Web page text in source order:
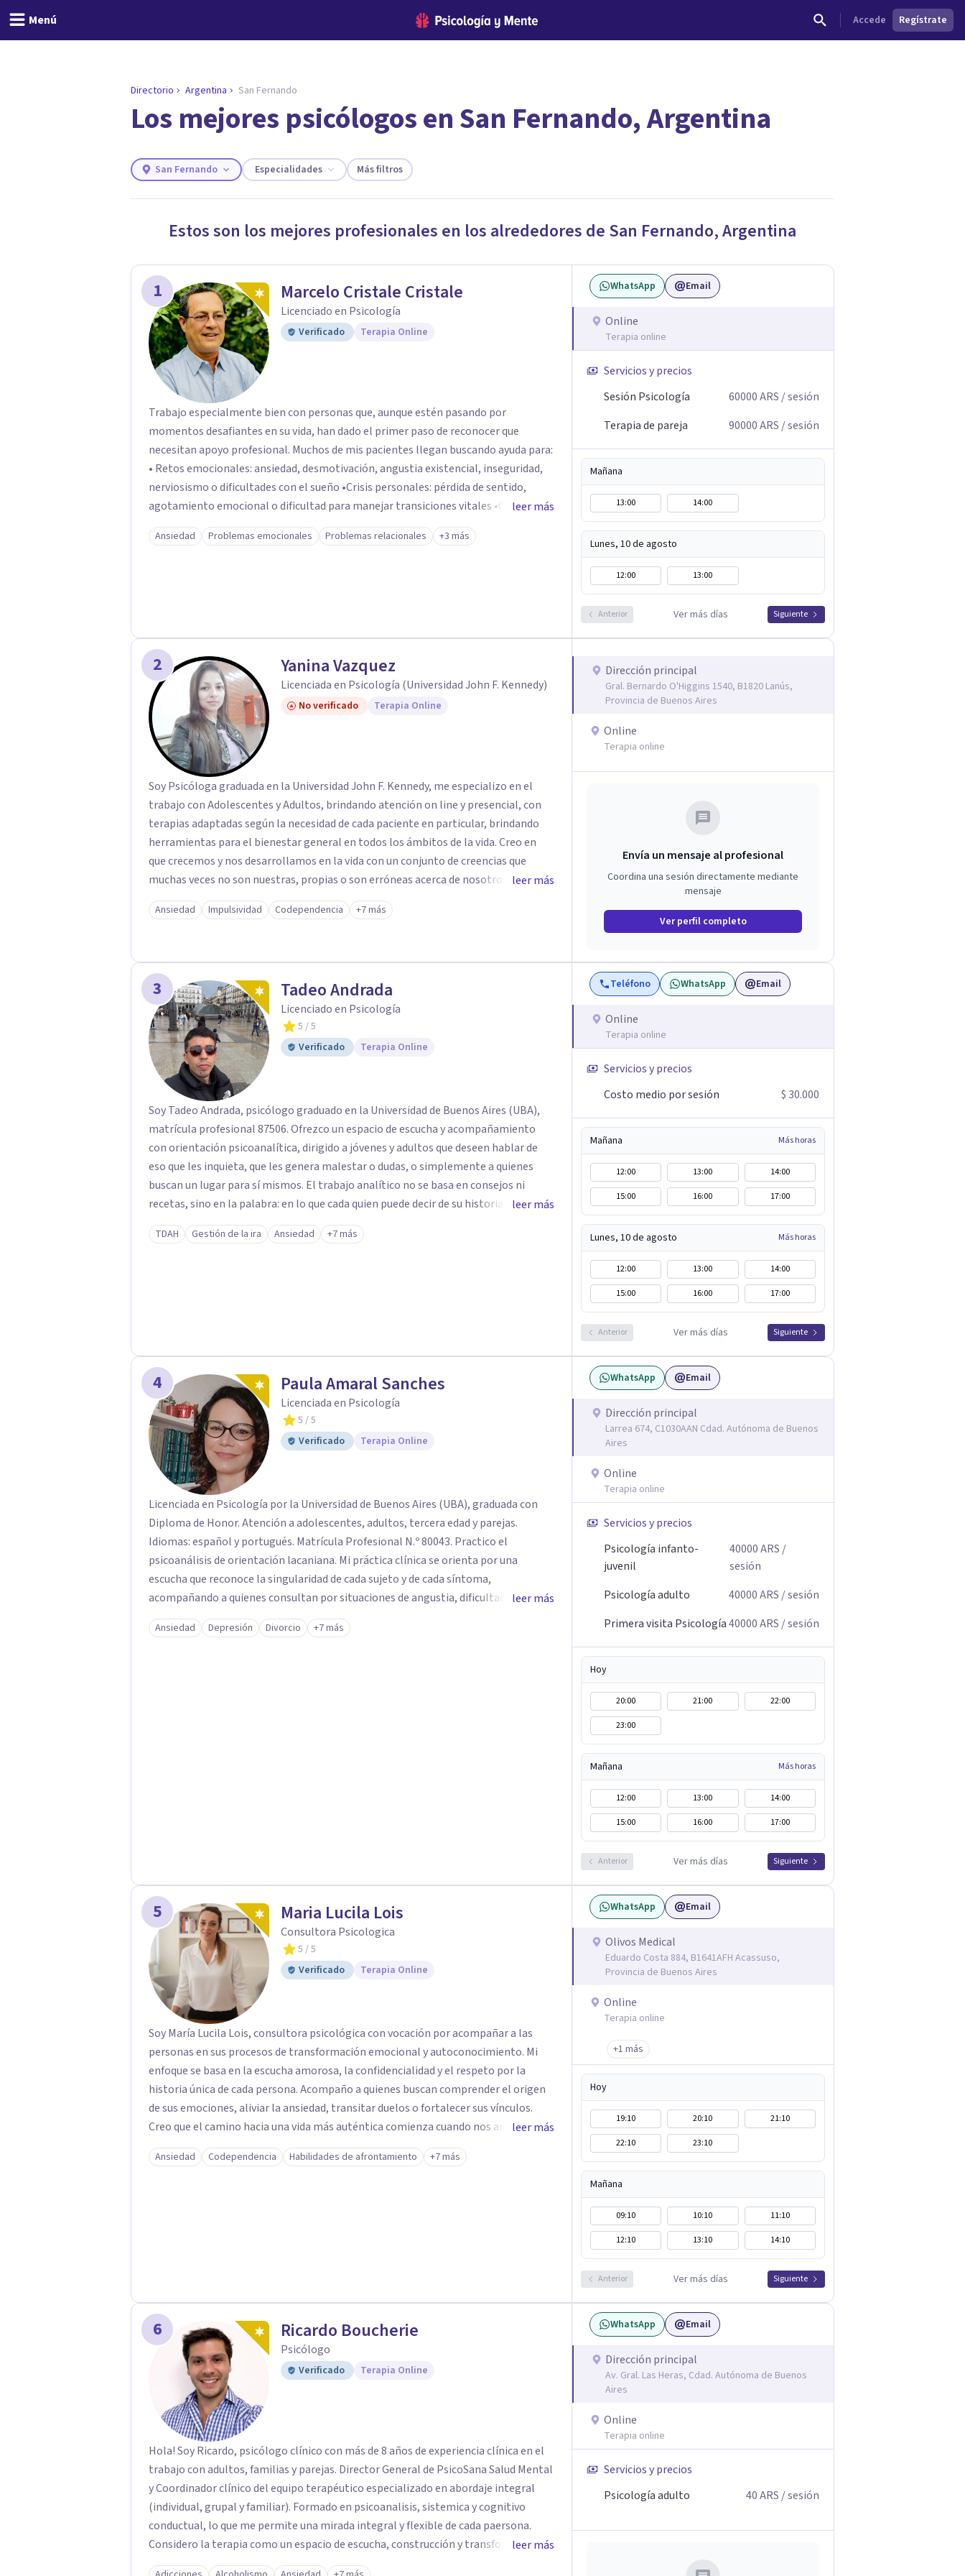
Menú Accede Regístrate
ENCONTRAR MI TERAPEUTA
¿Necesitas ayuda para encontrar el psicólogo adecuado?
Responder cuestionario
Directorio Argentina San Fernando
Los mejores psicólogos en San Fernando, Argentina
San Fernando Especialidades Más filtros
Estos son los mejores profesionales en los alrededores de San Fernando,Argentina
1 Marcelo Cristale Cristale
Licenciado en Psicología
Verificado Terapia Online
Trabajo especialmente bien con personas que, aunque estén pasando por
momentos desafiantes en su vida, han dado el primer paso de reconocer que
necesitan apoyo profesional. Muchos de mis pacientes llegan buscando ayuda para:
• Retos emocionales: ansiedad, desmotivación, angustia existencial, inseguridad,
nerviosismo o dificultades con el sueño •Crisis personales: pérdida de sentido,
agotamiento emocional o dificultad para manejar transiciones vitales •Conflictos
relacionales: problemas de pareja, tensiones familiares, desafíos laborales o
dificultades en dinámicas sociales.
leer más
Ansiedad Problemas emocionales Problemas relacionales +3 más
WhatsApp Email
Online
Terapia online
Servicios y precios
Sesión Psicología
60000ARS / sesión
Terapia de pareja
90000ARS / sesión
Mañana
13:00 14:00
Lunes, 10 de agosto
12:00 13:00
Anterior Ver más días Siguiente
2 Yanina Vazquez
Licenciada en Psicología (Universidad John F. Kennedy)
No verificado Terapia Online
Soy Psicóloga graduada en la Universidad John F. Kennedy, me especializo en el
trabajo con Adolescentes y Adultos, brindando atención on line y presencial, con
terapias adaptadas según la necesidad de cada paciente en particular, brindando
herramientas para el bienestar general en todos los ámbitos de la vida. Creo en
que crecemos y nos desarrollamos en la vida con un conjunto de creencias que
muchas veces no son nuestras, propias o son erróneas acerca de nosotros
mismos,o de la vida en general, incluyendo los vínculos con otras personas.. y esto
nos dificulta a la hora de transitar nuestro propio camino. Por eso trabajo en la
leer más
Ansiedad Impulsividad Codependencia +7 más
Dirección principal
Gral. Bernardo O'Higgins 1540, B1820 Lanús,
Provincia de Buenos Aires
Online
Terapia online
Envía un mensaje al profesional
Coordina una sesión directamente mediante
mensaje
Ver perfil completo
3 Tadeo Andrada
Licenciado en Psicología
5 / 5
Verificado
Terapia Online
Soy Tadeo Andrada, psicólogo graduado en la Universidad de Buenos Aires (UBA),
matrícula profesional 87506. Ofrezco un espacio de escucha y acompañamiento
con orientación psicoanalítica, dirigido a jóvenes y adultos que deseen hablar de
eso que les inquieta, que les genera malestar o dudas, o simplemente a quienes
buscan un lugar para sí mismos. El trabajo analítico no se basa en consejos ni
recetas, sino en la palabra: en lo que cada quien puede decir de su historia, de su
deseo, de su malestar... En el encuentro con un analista se abre la posibilidad de
pensar de otro modo eso que hasta ahora parecía sin salida.
leer más
TDAH Gestión de la ira Ansiedad +7 más
Teléfono WhatsApp Email
Online
Terapia online
Servicios y precios
Costo medio por sesión
$ 30.000
Mañana Más horas
12:00 13:00
14:00
15:00
16:00 17:00
Lunes, 10 de agosto Más horas
12:00 13:00
14:00
15:00
16:00 17:00
Anterior Ver más días Siguiente
4 Paula Amaral Sanches
Licenciada en Psicología
5 / 5
Verificado
Terapia Online
Licenciada en Psicología por la Universidad de Buenos Aires (UBA), graduada con
Diploma de Honor. Atención a adolescentes, adultos, tercera edad y parejas.
Idiomas: español y portugués. Matrícula Profesional N.º 80043. Practico el
psicoanálisis de orientación lacaniana. Mi práctica clínica se orienta por una
escucha que reconoce la singularidad de cada sujeto y de cada síntoma,
acompañando a quienes consultan por situaciones de angustia, dificultades en los
vínculos, inhibiciones, duelos, crisis vitales, padecimientos subjetivos y otros
modos de malestar. La práctica analítica propone un espacio de palabra donde
leer más
Ansiedad Depresión Divorcio +7 más
WhatsApp Email
Dirección principal
Larrea 674, C1030AAN Cdad. Autónoma de Buenos
Aires
Online
Terapia online
Servicios y precios
Psicología infanto-
juvenil
40000ARS /
sesión
Psicología adulto
40000ARS / sesión
Primera visita Psicología40000ARS / sesión
Hoy
20:00 21:00
22:00
23:00
Mañana Más horas
12:00 13:00
14:00
15:00
16:00 17:00
Anterior Ver más días Siguiente
5 Maria Lucila Lois
Consultora Psicologica
5 / 5
Verificado
Terapia Online
Soy María Lucila Lois, consultora psicológica con vocación por acompañar a las
personas en sus procesos de transformación emocional y autoconocimiento. Mi
enfoque se basa en la escucha amorosa, la confidencialidad y el respeto por la
historia única de cada persona. Acompaño a quienes buscan comprender el origen
de sus emociones, aliviar la ansiedad, transitar duelos o fortalecer sus vínculos.
Creo que el camino hacia una vida más auténtica comienza cuando nos animamos a
mirar hacia adentro y a reconocer las raíces de lo que sentimos.
leer más
Ansiedad Codependencia Habilidades de afrontamiento +7 más
WhatsApp Email
Olivos Medical
Eduardo Costa 884, B1641AFH Acassuso,
Provincia de Buenos Aires
Online
Terapia online
+1 más
Hoy
19:10 20:10
21:10
22:10
23:10
Mañana
09:10 10:10
11:10
12:10
13:10 14:10
Anterior Ver más días Siguiente
6 Ricardo Boucherie
Psicólogo
Verificado Terapia Online
Hola! Soy Ricardo, psicólogo clínico con más de 8 años de experiencia clínica en el
trabajo con adultos, familias y parejas. Director General de PsicoSana Salud Mental
y Coordinador clínico del equipo terapéutico especializado en abordaje integral
(individual, grupal y familiar). Formado en psicoanalisis, sistemica y cognitivo
conductual, lo que me permite una mirada integral y flexible de cada paersona.
Considero la terapia como un espacio de escucha, construcción y transformación,
adpatando el contexto de cada persona para ayudarla de la mejor manera posible.
leer más
WhatsApp Email
Dirección principal
Av. Gral. Las Heras, Cdad. Autónoma de Buenos
Aires
Online
Terapia online
Servicios y precios
Psicología adulto
40ARS / sesión